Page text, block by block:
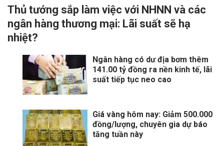
Thủ tướng sắp làm việc với NHNN và các
ngân hàng thương mại: Lãi suất sẽ hạ
nhiệt?
Ngân hàng có dư địa bơm thêm
141.00 tỷ đồng ra nền kinh tế, lãi
suất tiếp tục neo cao
Giá vàng hôm nay: Giảm 500.000
đồng/lượng, chuyên gia dự báo
tăng tuần này